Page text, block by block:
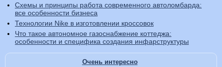
Схемы и принципы работа современного автоломбарда:
все особенности бизнеса
Технологии Nike в изготовлении кроссовок
Что такое автономное газоснабжение коттеджа:
особенности и специфика создания инфарструктуры
Очень интересно